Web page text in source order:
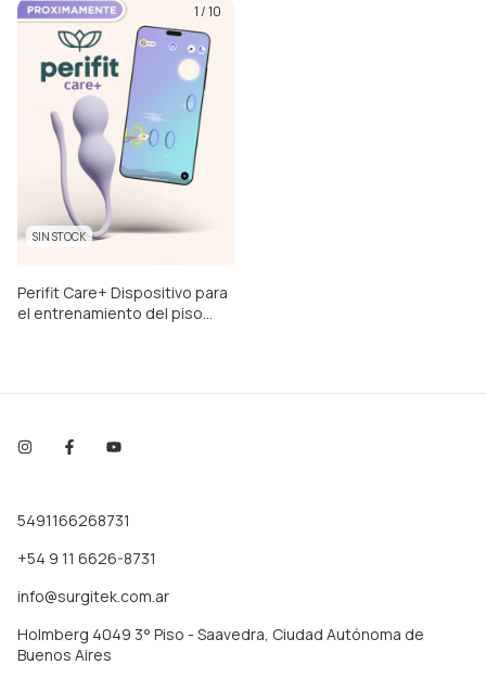
1/10
SIN STOCK
Perifit Care+ Dispositivo para
el entrenamiento del piso
5491166268731
+54 9 11 6626-8731
info@surgitek.com.ar
Holmberg 4049 3° Piso - Saavedra, Ciudad Autónoma de
Buenos Aires